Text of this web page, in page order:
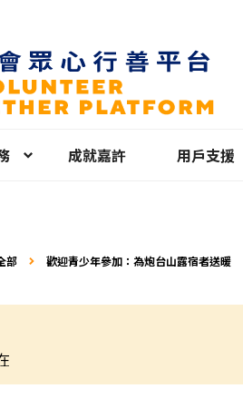
成就嘉許 用戶支援
部 歡迎青少年參加：為炮台山露宿者送暖